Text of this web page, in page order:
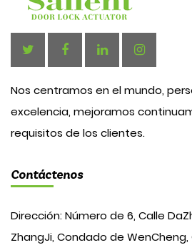
Nos centramos en el mundo,
excelencia, mejoramos
requisitos de los clientes.
Contáctenos
Dirección: Número de 6, Calle
ZhangJi, Condado de